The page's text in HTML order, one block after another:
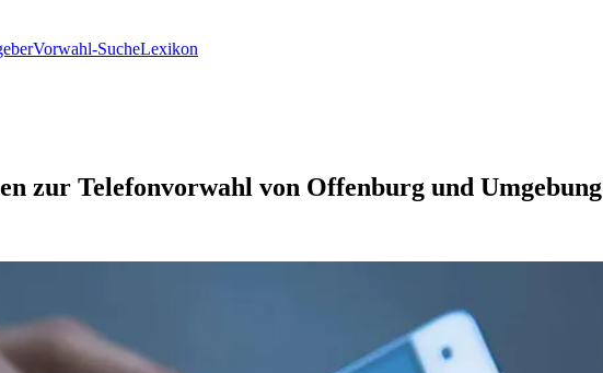
Vorwahl-SucheLexikon
zur Telefonvorwahl von Offenburg und Umgebung